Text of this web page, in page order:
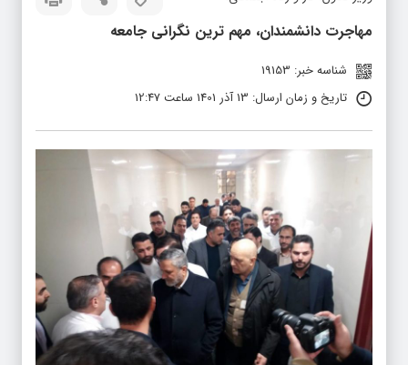
مهاجرت دانشمندان، مهم ترین نگرانی جامعه
شناسه خبر: 19153
تاریخ و زمان ارسال: 13 آذر 1401 ساعت 12:47